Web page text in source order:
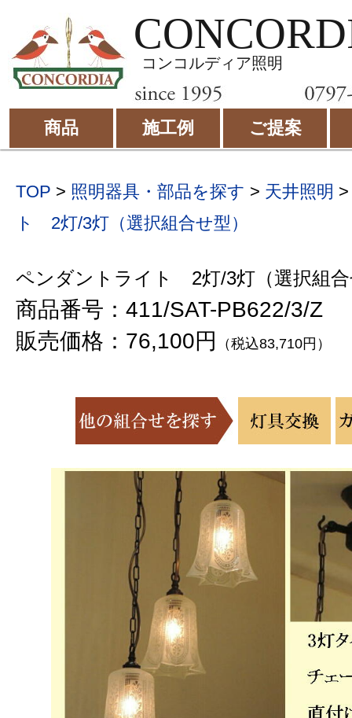
コンコルディア照明
商品 施工例 ご提案
TOP > 照明器具・部品を探す > 天井照明
ト 2灯/3灯（選択組合せ型）
ペンダントライト 2灯/3灯（選択組
商品番号：411/SAT-PB622/3/Z
販売価格：76,100円
（税込83,710円）